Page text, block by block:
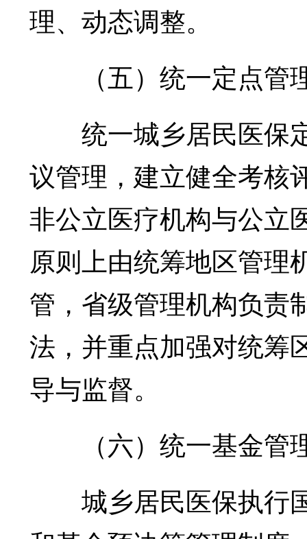
理、动态调整。
（五）统一定点管
统一城乡居民医保
议管理，建立健全考核
非公立医疗机构与公立
原则上由统筹地区管理
管，省级管理机构负责
法，并重点加强对统筹
导与监督。
（六）统一基金管
城乡居民医保执行